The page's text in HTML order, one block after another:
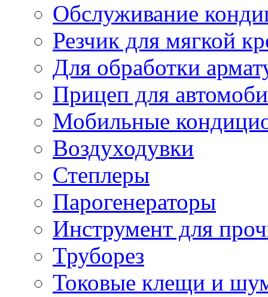
Обслуживание
Резчик для мягкой
Для обработки
Прицеп для
Мобильные
Воздуходувки
Степлеры
Парогенераторы
Инструмент для
Труборез
Токовые клещи и